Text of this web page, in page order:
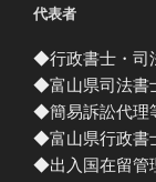
代表者
◆行政書士・司
◆富山県司法書
◆簡易訴訟代理
◆富山県行政書
◆出入国在留管